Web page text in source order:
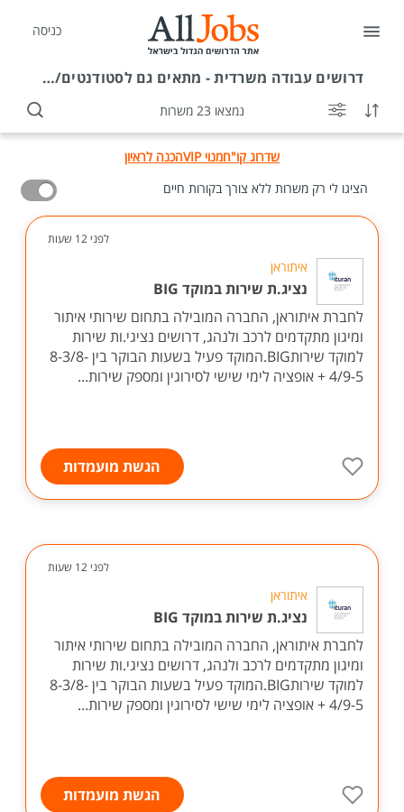
כניסה
דרושים עבודה משרדית - מתאים גם לסטודנטים/ות באזור
נמצאו 23 משרות
שדרוג קו"חמנוי VIP
הכנה לראיון
הציגו לי רק משרות ללא צורך בקורות חיים
לפני 12 שעות
איתוראן
נציג.ת שירות במוקד BIG
לחברת איתוראן, החברה המובילה בתחום שירותי איתור
ומיגון מתקדמים לרכב ולנהג, דרושים נציגי.ות שירות
למוקד שירותBIG.המוקד פעיל בשעות הבוקר בין 8-3/8-
4/9-5 + אופציה לימי שישי לסירוגין ומספק שירות...
הגשת מועמדות
לפני 12 שעות
איתוראן
נציג.ת שירות במוקד BIG
לחברת איתוראן, החברה המובילה בתחום שירותי איתור
ומיגון מתקדמים לרכב ולנהג, דרושים נציגי.ות שירות
למוקד שירותBIG.המוקד פעיל בשעות הבוקר בין 8-3/8-
4/9-5 + אופציה לימי שישי לסירוגין ומספק שירות...
הגשת מועמדות